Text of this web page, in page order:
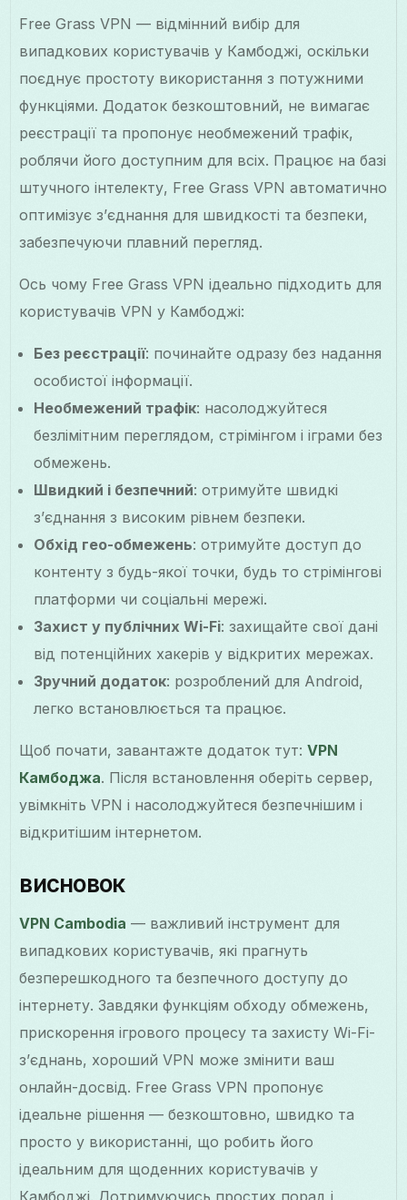
Free Grass VPN — відмінний вибір для
випадкових користувачів у Камбоджі, оскільки
поєднує простоту використання з потужними
функціями. Додаток безкоштовний, не вимагає
реєстрації та пропонує необмежений трафік,
роблячи його доступним для всіх. Працює на базі
штучного інтелекту, Free Grass VPN автоматично
оптимізує з’єднання для швидкості та безпеки,
забезпечуючи плавний перегляд.
Ось чому Free Grass VPN ідеально підходить для
користувачів VPN у Камбоджі:
Без реєстрації: починайте одразу без надання
особистої інформації.
Необмежений трафік: насолоджуйтеся
безлімітним переглядом, стрімінгом і іграми без
обмежень.
Швидкий і безпечний: отримуйте швидкі
з’єднання з високим рівнем безпеки.
Обхід гео-обмежень: отримуйте доступ до
контенту з будь-якої точки, будь то стрімінгові
платформи чи соціальні мережі.
Захист у публічних Wi-Fi: захищайте свої дані
від потенційних хакерів у відкритих мережах.
Зручний додаток: розроблений для Android,
легко встановлюється та працює.
Щоб почати, завантажте додаток тут:VPN
Камбоджа. Після встановлення оберіть сервер,
увімкніть VPN і насолоджуйтеся безпечнішим і
відкритішим інтернетом.
висновок
VPN Cambodia — важливий інструмент для
випадкових користувачів, які прагнуть
безперешкодного та безпечного доступу до
інтернету. Завдяки функціям обходу обмежень,
прискорення ігрового процесу та захисту Wi-Fi-
з’єднань, хороший VPN може змінити ваш
онлайн-досвід. Free Grass VPN пропонує
ідеальне рішення — безкоштовно, швидко та
просто у використанні, що робить його
ідеальним для щоденних користувачів у